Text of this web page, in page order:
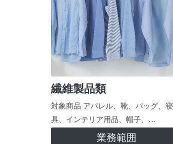
繊維製品類
対象商品 アパレル、靴、バッグ、寝
具、インテリア用品、帽子、…
業務範囲